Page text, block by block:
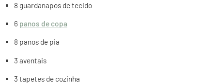
8 guardanapos de tecido
6 panos de copa
8 panos de pia
3 aventais
3 tapetes de cozinha